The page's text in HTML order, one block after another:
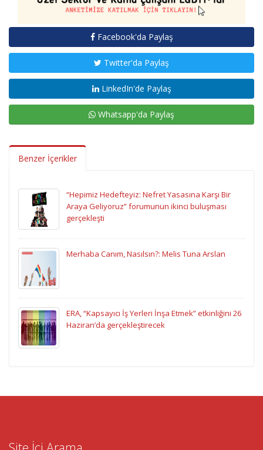
Facebook'da Paylaş
Twitter'da Paylaş
LinkedIn'de Paylaş
Whatsapp'da Paylaş
Benzer İçerikler
“Hepimiz Hedefteyiz: Nefret Yasasına Karşı Bir
Araya Geliyoruz” forumunun ikinci buluşması
gerçekleşti
Merhaba Canım, Nasılsın?: Melis Tuna Arslan
ERA, “Kapsayıcı İş Yerleri İnşa Etmek” etkinliğini 26
Haziran’da gerçekleştirecek